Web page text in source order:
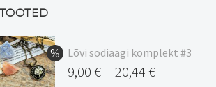
TOOTED
Lõvi sodiaagi komplekt #3
9,00 € – 20,44 €